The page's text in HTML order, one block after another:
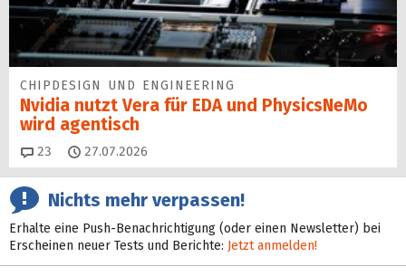
CHIPDESIGN UND ENGINEERING
Nvidia nutzt Vera für EDA und PhysicsNeMo
wird agentisch
23 Kommentare
27.07.2026
Nichts mehr verpassen!
Erhalte eine Push-Benachrichtigung (oder einen Newsletter) bei
Erscheinen neuer Tests und Berichte: Jetzt anmelden!